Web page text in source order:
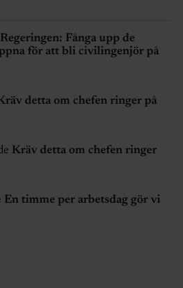
Regeringen: Fånga upp de
för att bli civilingenjör på
detta om chefen ringer på
Kräv detta om chefen ringer
En timme per arbetsdag gör vi